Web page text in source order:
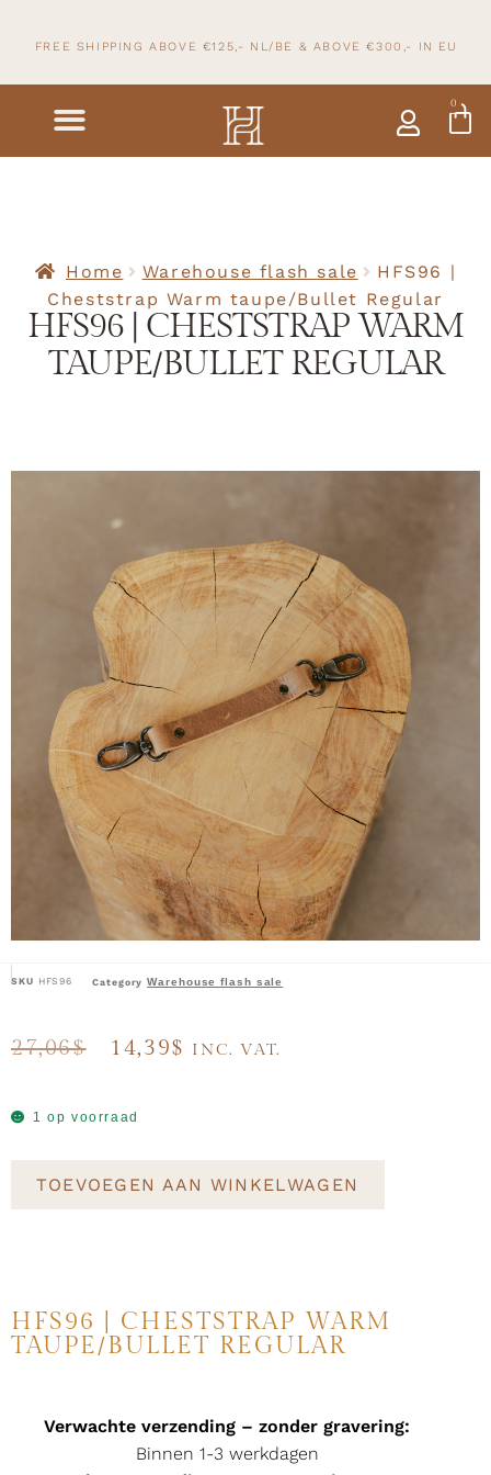
FREE SHIPPING ABOVE €125,- NL/BE & ABOVE €300,- IN EU
0
Home Warehouse flash sale
HFS96 |
Cheststrap Warm taupe/Bullet Regular
HFS96 | CHESTSTRAP WARM
TAUPE/BULLET REGULAR
SKU HFS96 Category Warehouse flash sale
27,06$ 14,39$ INC. VAT.
1 op voorraad
TOEVOEGEN AAN WINKELWAGEN
HFS96 | CHESTSTRAP WARM
TAUPE/BULLET REGULAR
Verwachte verzending – zonder gravering:
Binnen 1-3 werkdagen